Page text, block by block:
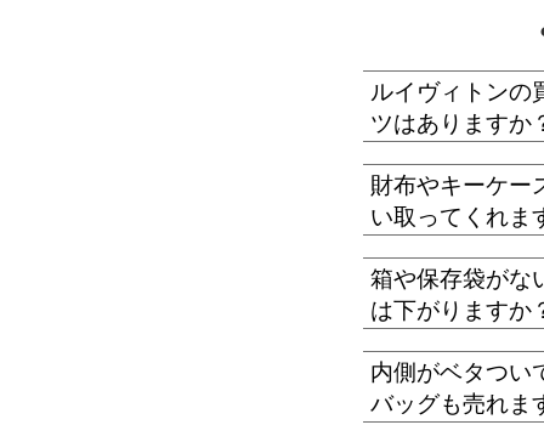
ルイヴィトンの
ツはありますか
財布やキーケー
い取ってくれま
箱や保存袋がな
は下がりますか
内側がベタつい
バッグも売れま